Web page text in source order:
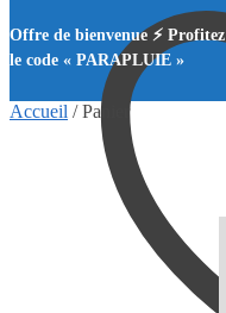
Offre de bienvenue ⚡
le code « PARAPLUIE »
Accueil /Panier